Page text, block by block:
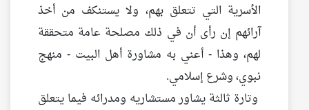
الأسرية التي تتعلق بهم، ولا يستنكف من أخذ
آرائهم إن رأى أن في ذلك مصلحة عامة متحققة
لهم، وهذا - أعني به مشاورة أهل البيت - منهج
نبوي، وشرع إسلامي.
وتارة ثالثة يشاور مستشاريه ومدرائه فيما يتعلق